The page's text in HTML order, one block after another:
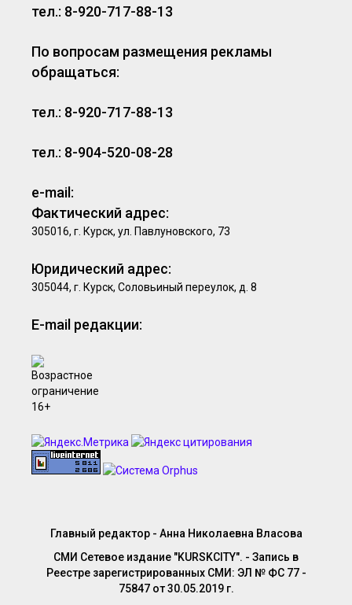
тел.: 8-920-717-88-13
По вопросам размещения рекламы
обращаться:
тел.: 8-920-717-88-13
тел.: 8-904-520-08-28
e-mail:
Фактический адрес:
305016, г. Курск, ул. Павлуновского, 73
Юридический адрес:
305044, г. Курск, Соловьиный переулок, д. 8
E-mail редакции:
Главный редактор - Анна Николаевна Власова
СМИ Сетевое издание "KURSKCITY". - Запись в
Реестре зарегистрированных СМИ: ЭЛ № ФС 77 -
75847 от 30.05.2019 г.